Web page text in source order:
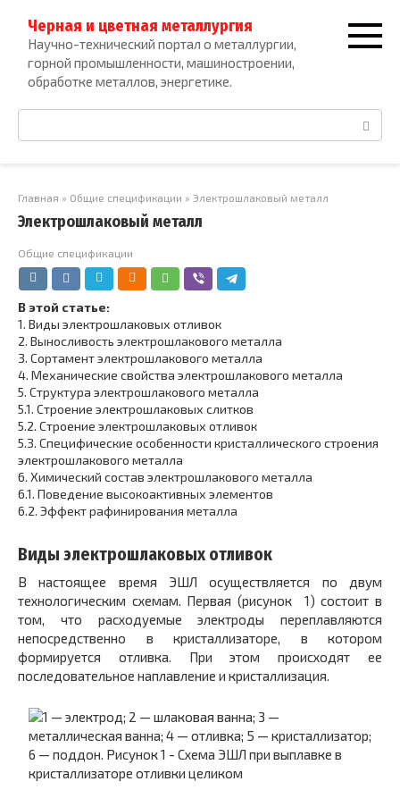
контенту
Черная и цветная металлургия
Научно-технический портал о металлургии,
горной промышленности, машиностроении,
обработке металлов, энергетике.
Поиск:
Главная » Общие спецификации » Электрошлаковый металл
Электрошлаковый металл
Общие спецификации
В этой статье:
1. Виды электрошлаковых отливок
2. Выносливость электрошлакового металла
3. Сортамент электрошлакового металла
4. Механические свойства электрошлакового металла
5. Структура электрошлакового металла
5.1. Строение электрошлаковых слитков
5.2. Строение электрошлаковых отливок
5.3. Специфические особенности кристаллического строения
электрошлакового металла
6. Химический состав электрошлакового металла
6.1. Поведение высокоактивных элементов
6.2. Эффект рафинирования металла
Виды электрошлаковых отливок
В настоящее время ЭШЛ осуществляется по двум
технологическим схемам. Первая (рисунок 1) состоит в
том, что расходуемые электроды переплавляются
непосредственно в кристаллизаторе, в котором
формируется отливка. При этом происходят ее
последовательное наплавление и кристаллизация.